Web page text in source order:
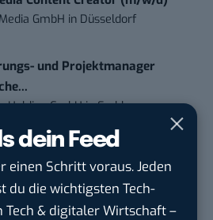
dein Feed
einen Schritt voraus. Jeden
du die wichtigsten Tech-
Tech & digitaler Wirtschaft –
GmbH in Düsseldorf
und Projektmanager
Holding GmbHinEschborn
(m/w/d) Customer
/ Soci...
inBerlin, Frankfurt am Main,